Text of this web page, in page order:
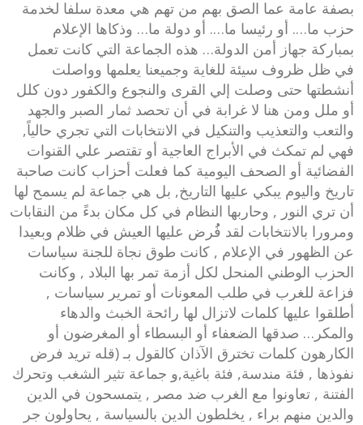
بصفة عامة عما الصق بهم من تهم هي معدة سلفا لخدمة
حزب ما…. أو رئيسا ما…. أو دولة ما… وذكاها الإعلام
بمباركة جهاز أمن الدولة… هذه الجماعة التي كانت تعمل
في ظل ظروف سيئة للغاية وجميعنا يعلمها وواصلت
أنشطتها حتى وصلت إلي القرى والنجوع والكفور دون كلل
أو ملل ومن هنا لا غرابة في أن تحصد ثمار الصبر والجهد
والتعب والتعذيب والتنكيل في الانتخابات التي تجري حالياً,
فهي لم تمكث في الأبراج العاجية أو تقتصر علي القنوات
الفضائية أو الصحف اليومية كما فعلت أحزاب كانت صاحبة
تاريخ واليوم يبكي عليها التاريخ, بل هي جماعة لم يسمح لها
أن تري النور , وحاربها النظام في كل مكان بدءً من النقابات
ومرورا بالانتخابات لقد فُُرض عليها العيش في ظلام وبعيدا
عن الظهور في الإعلام , كانت طوق نجاة للجنة سياسات
الحزب الوطني المنحل لكل أزمة تمر بها البلاد , وكانت
فزاعة للغرب في طلب المعونات أو تمرير سياسات ,
أطلقوا عليها كلمات لاتزال لها رائحة الخبث والدهاء
والمكر… صدقها الضعفاء أو البسطاء أو المغرضون أو
الكارهون كلمات تخترق الآذان كالقول بـ (قله تريد فرض
نفوذها , فئة مندسة, فئة باغية,و جماعة تثير الشغب وتحرك
الفتنة , تعاونوا مع الغرب ضد مصر , يتمسحون في الدين
والدين منهم براء , يخلطون الدين بالسياسة , يحاولون جر